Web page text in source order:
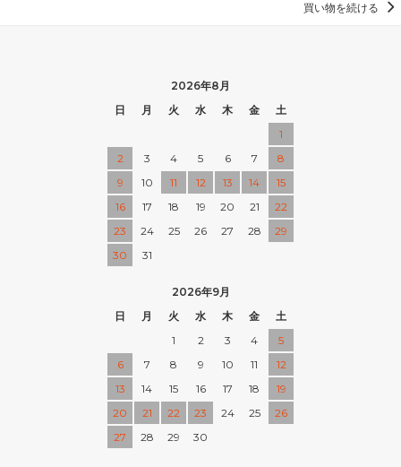
買い物を続ける
2026年8月
日
月 火 水 木 金
土
1
2
3 4 5 6 7
8
9
10 11 12 13 14
15
16
17 18 19 20 21
22
23
24 25 26 27 28
29
30
31
2026年9月
日
月 火 水 木 金
土
1
2 3 4
5
6
7 8 9 10 11
12
13
14 15 16 17 18
19
20
21 22 23 24 25
26
27
28 29 30